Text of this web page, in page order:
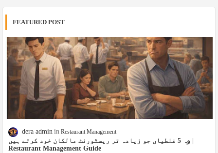
FEATURED POST
dera admin Restaurant Management
وہ 5 غلطیاں جو زیادہ تر ریسٹورنٹ مالکان خود کرتے ہیں |
Restaurant Management Guide